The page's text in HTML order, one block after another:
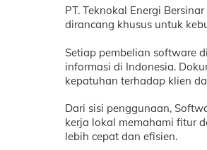
PT. Teknokal Energi
dirancang khusus untuk
Setiap pembelian software
informasi di Indonesia.
kepatuhan terhadap klien
Dari sisi penggunaan,
kerja lokal memahami fitur
lebih cepat dan efisien.